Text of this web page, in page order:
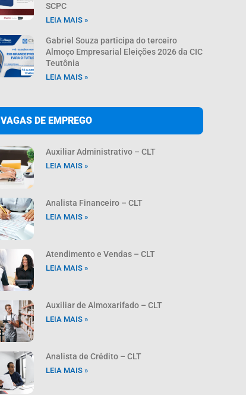
SCPC
LEIA MAIS »
Gabriel Souza participa do terceiro
Almoço Empresarial Eleições 2026 da CIC
Teutônia
LEIA MAIS »
VAGAS DE EMPREGO
Auxiliar Administrativo – CLT
LEIA MAIS »
Analista Financeiro – CLT
LEIA MAIS »
Atendimento e Vendas – CLT
LEIA MAIS »
Auxiliar de Almoxarifado – CLT
LEIA MAIS »
Analista de Crédito – CLT
LEIA MAIS »